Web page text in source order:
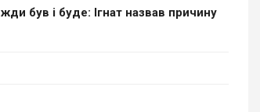
був і буде: Ігнат назвав причину